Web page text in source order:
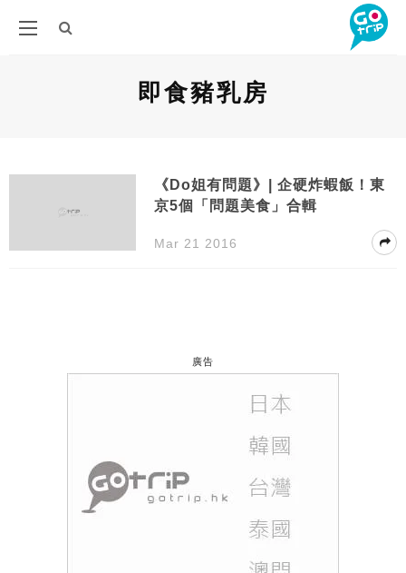
即食豬乳房
《Do姐有問題》| 企硬炸蝦飯！東
京5個「問題美食」合輯
Mar 21 2016
廣告